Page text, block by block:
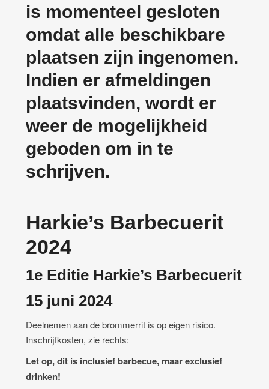
is momenteel gesloten
omdat alle beschikbare
plaatsen zijn ingenomen.
Indien er afmeldingen
plaatsvinden, wordt er
weer de mogelijkheid
geboden om in te
schrijven.
Harkie’s Barbecuerit
2024
1e Editie Harkie’s Barbecuerit
15 juni 2024
Deelnemen aan de brommerrit is op eigen risico.
Inschrijfkosten, zie rechts:
Let op, dit is inclusief barbecue, maar exclusief
drinken!